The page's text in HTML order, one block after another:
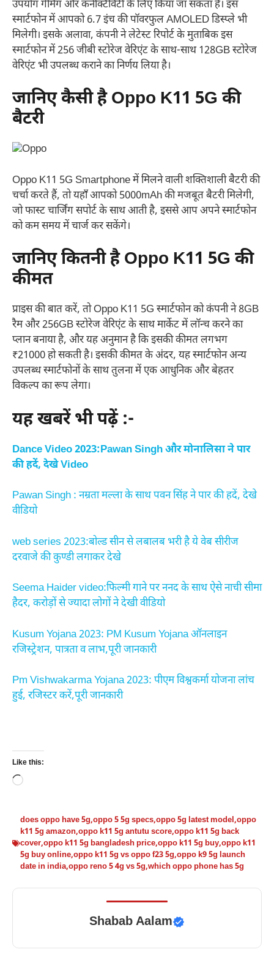
उपयोग गेमिंग और कनेक्टिविटी के लिए किया जा सकता है। इस
स्मार्टफोन में आपको 6.7 इंच की पॉवरफुल AMOLED डिस्प्ले भी
मिलेगी। इसके अलावा, कंपनी ने लेटेस्ट रिपोर्ट के मुताबिक इस
स्मार्टफोन में 256 जीबी स्टोरेज वेरिएंट के साथ-साथ 128GB स्टोरेज
वेरिएंट भी उपलब्ध कराने का निर्णय लिया है।
जानिए कैसी है Oppo K11 5G की
बैटरी
Oppo K11 5G Smartphone में मिलने वाली शक्तिशाली बैटरी की
चर्चा करते हैं, तो यहाँ आपको 5000mAh की मजबूत बैटरी मिलेगी,
जो फास्ट चार्जिंग सपोर्ट के साथ आती है, इससे आप अपने स्मार्टफोन
को कम समय में चार्ज कर सकेंगे।
जानिए कितनी है Oppo K11 5G की
कीमत
प्राइस की बात करें, तो Oppo K11 5G स्मार्टफोन को कंपनी ने 8GB
रैम और 256GB स्टोरेज वेरिएंट के साथ मार्केट में लॉन्च करने का
प्लान बनाया है, और यह अनुमान है कि इसकी कीमत लगभग
₹21000 हो सकती है। इसकी कीमत के अंदर, यह स्मार्टफोन अन्य
उपलब्ध स्मार्टफोनों के साथ तुलना में एक आधुनिक और बेहतर
विकल्प का रूप लेगा।
यह खबरें भी पढ़ें :-
Dance Video 2023:Pawan Singh और मोनालिसा ने पार
की हदें, देखे Video
Pawan Singh : नम्रता मल्ला के साथ पवन सिंह ने पार की हदें, देखे
वीडियो
web series 2023:बोल्ड सीन से लबालब भरी है ये वेब सीरीज
दरवाजे की कुण्डी लगाकर देखे
Seema Haider video:फिल्मी गाने पर ननद के साथ ऐसे नाची सीमा
हैदर, करोड़ों से ज्यादा लोगों ने देखी वीडियो
Kusum Yojana 2023: PM Kusum Yojana ऑनलाइन
रजिस्ट्रेशन, पात्रता व लाभ,पूरी जानकारी
Pm Vishwakarma Yojana 2023: पीएम विश्वकर्मा योजना लांच
हुई, रजिस्टर करें,पूरी जानकारी
Like this:
Loading…
does oppo have 5g,oppo 5 5g specs,oppo 5g latest model,oppo
k11 5g amazon,oppo k11 5g antutu score,oppo k11 5g back
cover,oppo k11 5g bangladesh price,oppo k11 5g buy,oppo k11
5g buy online,oppo k11 5g vs oppo f23 5g,oppo k9 5g launch
date in india,oppo reno 5 4g vs 5g,which oppo phone has 5g
Shabab Aalam